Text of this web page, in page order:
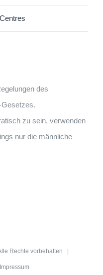
des
zu sein, verwenden
nur die männliche
Rechte vorbehalten |
Impressum